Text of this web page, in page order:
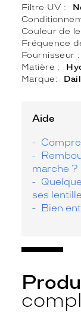
Filtre UV
Couleur de
Fréquence
Fournisseur
Matière
Marque
Aide
marche ?
ses
Bien